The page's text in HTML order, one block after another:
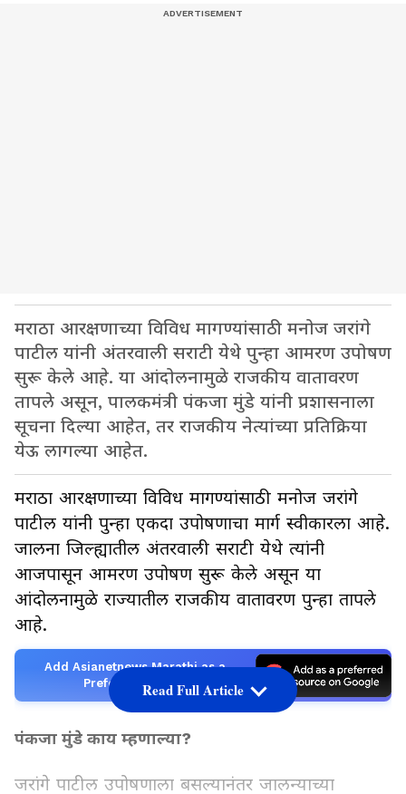
मराठा आरक्षणाच्या विविध मागण्यांसाठी मनोज जरांगे
पाटील यांनी अंतरवाली सराटी येथे पुन्हा आमरण उपोषण
सुरू केले आहे. या आंदोलनामुळे राजकीय वातावरण
तापले असून, पालकमंत्री पंकजा मुंडे यांनी प्रशासनाला
सूचना दिल्या आहेत, तर राजकीय नेत्यांच्या प्रतिक्रिया
येऊ लागल्या आहेत.
मराठा आरक्षणाच्या विविध मागण्यांसाठी मनोज जरांगे
पाटील यांनी पुन्हा एकदा उपोषणाचा मार्ग स्वीकारला आहे.
जालना जिल्ह्यातील अंतरवाली सराटी येथे त्यांनी
आजपासून आमरण उपोषण सुरू केले असून या
आंदोलनामुळे राज्यातील राजकीय वातावरण पुन्हा तापले
आहे.
Add Asianetnews Marathi as a
Preferred Source
पंकजा मुंडे काय म्हणाल्या?
जरांगे पाटील उपोषणाला बसल्यानंतर जालन्याच्या
Read Full Article